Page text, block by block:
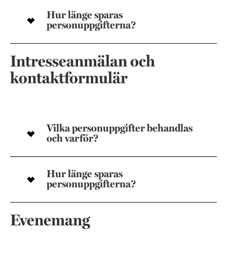
Hur länge sparas
personuppgifterna?
Intresseanmälan och
kontaktformulär
Vilka personuppgifter behandlas
och varför?
Hur länge sparas
personuppgifterna?
Evenemang